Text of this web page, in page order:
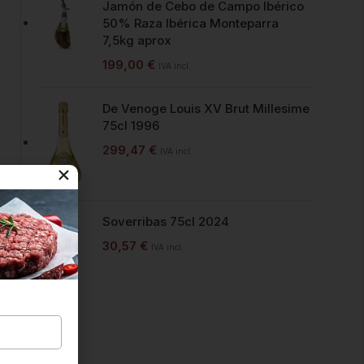
Jamón de Cebo de Campo Ibérico
50% Raza Ibérica Monteparra
7,5kg aprox
199,00 € IVA incl.
De Venoge Louis XV Brut Millesime
75cl 1996
299,47 € IVA incl.
Soverribas 75cl 2024
30,57 € IVA incl.